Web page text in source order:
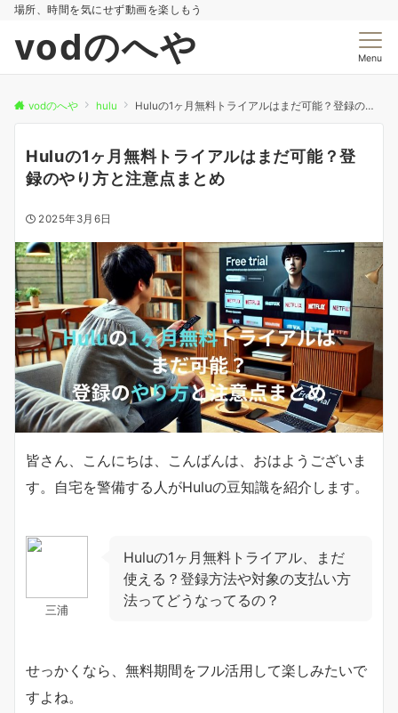
場所、時間を気にせず動画を楽しもう
vodのへや Menu
vodのへや hulu Huluの1ヶ月無料トライアルはまだ可能？登録のやり方と注意点まとめ
Huluの1ヶ月無料トライアルはまだ可能？登
録のやり方と注意点まとめ
2025年3月6日
皆さん、こんにちは、こんばんは、おはようございま
す。自宅を警備する人がHuluの豆知識を紹介します。
三浦
Huluの1ヶ月無料トライアル、まだ
使える？登録方法や対象の支払い方
法ってどうなってるの？
せっかくなら、無料期間をフル活用して楽しみたいで
すよね。